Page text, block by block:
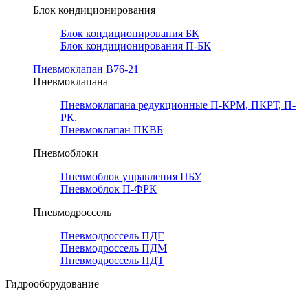
Блок кондиционирования
Блок кондиционирования БК
Блок кондиционирования П-БК
Пневмоклапан В76-21
Пневмоклапана
Пневмоклапана редукционные П-КРМ, ПКРТ, П-
РК.
Пневмоклапан ПКВБ
Пневмоблоки
Пневмоблок управления ПБУ
Пневмоблок П-ФРК
Пневмодроссель
Пневмодроссель ПДГ
Пневмодроссель ПДМ
Пневмодроссель ПДТ
Гидрооборудование